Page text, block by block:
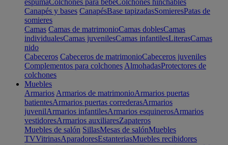
espumaColchones para bebéColchones hinchables
Canapés y bases CanapésBase tapizadasSomieresPatas de
somieres
Camas Camas de matrimonioCamas doblesCamas
individualesCamas juvenilesCamas infantilesLiterasCamas
nido
Cabeceros Cabeceros de matrimonioCabeceros juveniles
Complementos para colchones AlmohadasProtectores de
colchones
Muebles
Armarios Armarios de matrimonioArmarios puertas
batientesArmarios puertas correderasArmarios
juvenilArmarios infantilesArmarios esquinerosArmarios
vestidoresArmarios auxiliaresZapateros
Muebles de salón SillasMesas de salónMuebles
TVVitrinasAparadoresEstanteriasMuebles recibidores